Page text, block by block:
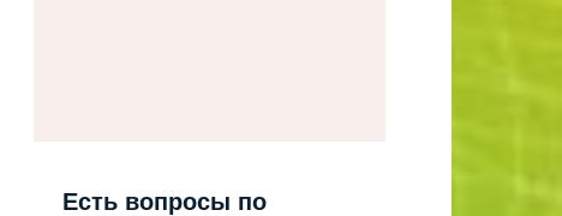
Есть вопросы по